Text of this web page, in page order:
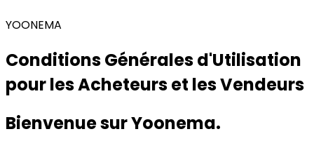
YOONEMA
Conditions Générales d'Utilisation
pour les Acheteurs et les Vendeurs
Bienvenue sur Yoonema.